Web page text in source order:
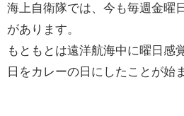
海上自衛隊では、今も毎週金曜
があります。
もともとは遠洋航海中に曜日感
日をカレーの日にしたことが始